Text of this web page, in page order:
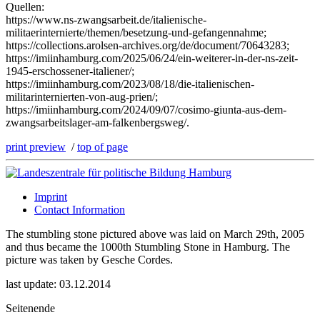
Quellen:
https://www.ns-zwangsarbeit.de/italienische-
militaerinternierte/themen/besetzung-und-gefangennahme;
https://collections.arolsen-archives.org/de/document/70643283;
https://imiinhamburg.com/2025/06/24/ein-weiterer-in-der-ns-zeit-
1945-erschossener-italiener/;
https://imiinhamburg.com/2023/08/18/die-italienischen-
militarinternierten-von-aug-prien/;
https://imiinhamburg.com/2024/09/07/cosimo-giunta-aus-dem-
zwangsarbeitslager-am-falkenbergsweg/.
print preview /top of page
Imprint
Contact Information
The stumbling stone pictured above was laid on March 29th, 2005
and thus became the 1000th Stumbling Stone in Hamburg. The
picture was taken by Gesche Cordes.
last update: 03.12.2014
Seitenende